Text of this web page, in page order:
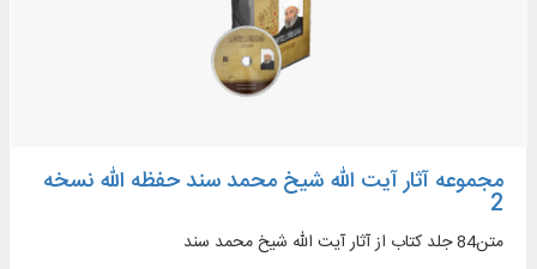
مجموعه آثار آیت الله شیخ محمد سند حفظه الله نسخه
2
متن84 جلد کتاب از آثار آیت‌ الله شیخ محمد سند